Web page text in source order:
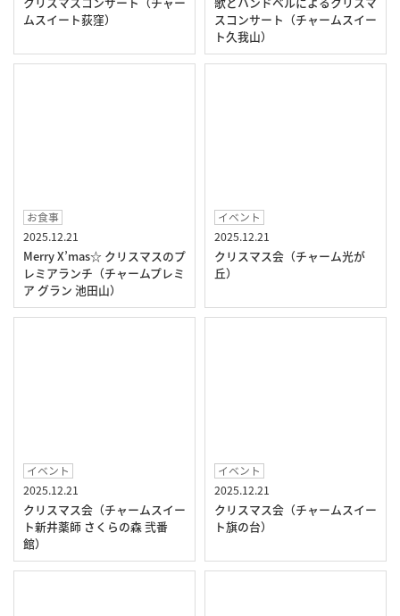
ムスイート荻窪）
スコンサート（チャームスイー
ト久我山）
お食事
2025.12.21
Merry X’mas☆ クリスマスのプ
レミアランチ（チャームプレミ
ア グラン 池田山）
イベント
2025.12.21
クリスマス会（チャーム光が
丘）
イベント
2025.12.21
クリスマス会（チャームスイー
ト新井薬師 さくらの森 弐番
館）
イベント
2025.12.21
クリスマス会（チャームスイー
ト旗の台）